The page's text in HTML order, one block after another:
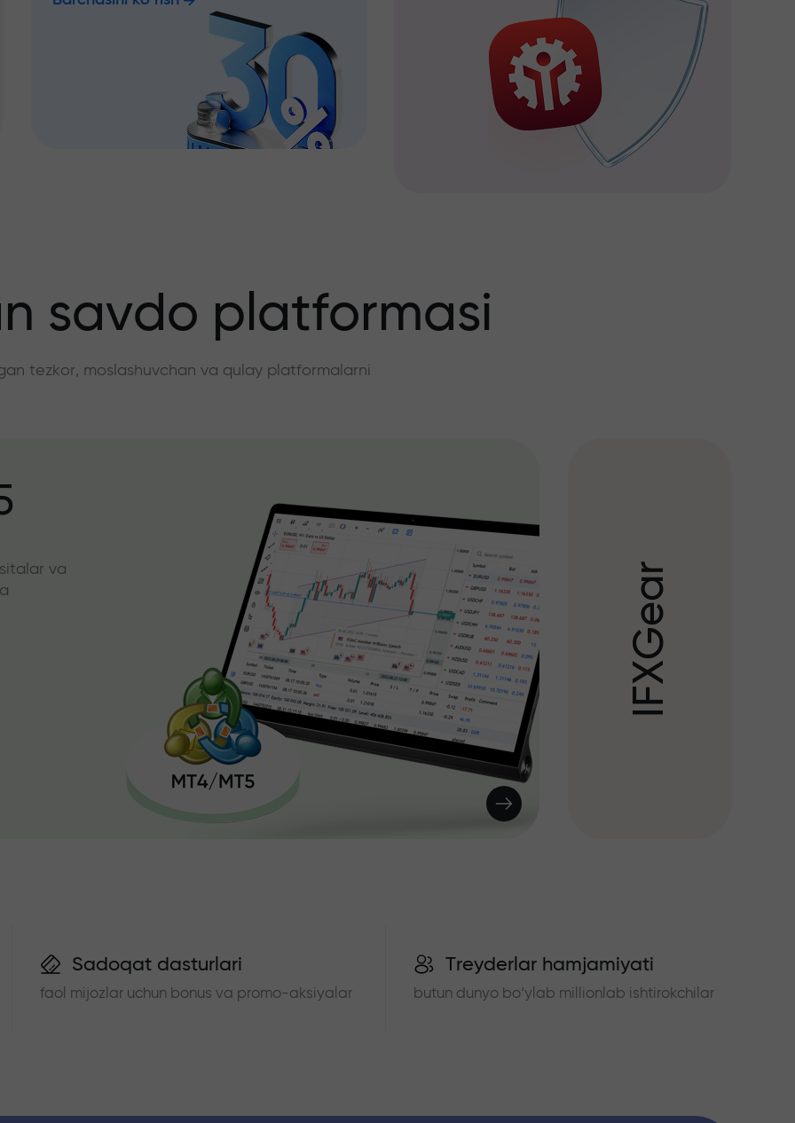
savdo platformasi
tezkor, moslashuvchan va qulay platformalarni
va
I
F
X
G
e
a
r
Sadoqat dasturlari
faol mijozlar uchun bonus va promo-aksiyalar
Treyderlar hamjamiyati
butun dunyo bo‘ylab millionlab ishtirokchilar